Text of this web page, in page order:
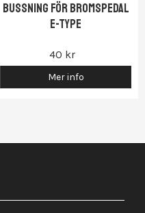
Bussning för bromspedal
E-Type
40 kr
Mer info